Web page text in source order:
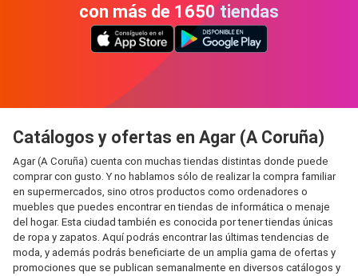
con más de 1650 tiendas
Catálogos y ofertas en Agar (A Coruña)
Agar (A Coruña) cuenta con muchas tiendas distintas donde puede
comprar con gusto. Y no hablamos sólo de realizar la compra familiar
en supermercados, sino otros productos como ordenadores o
muebles que puedes encontrar en tiendas de informática o menaje
del hogar. Esta ciudad también es conocida por tener tiendas únicas
de ropa y zapatos. Aquí podrás encontrar las últimas tendencias de
moda, y además podrás beneficiarte de un amplia gama de ofertas y
promociones que se publican semanalmente en diversos catálogos y